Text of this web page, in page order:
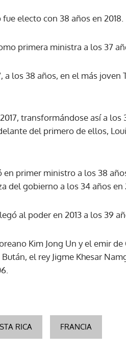
ACEPTAR
electo con 38 años en 2018.
primera ministra a los 37
a los 38 años, en el más
transformándose así a
del primero de ellos,
en primer ministro a los 38
del gobierno a los 34 años en
al poder en 2013 a los 39
Kim Jong Un y el emir
el rey Jigme Khesar
RICA FRANCIA